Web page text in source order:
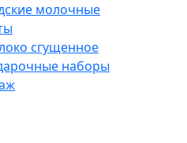
молочные
сгущенное
наборы